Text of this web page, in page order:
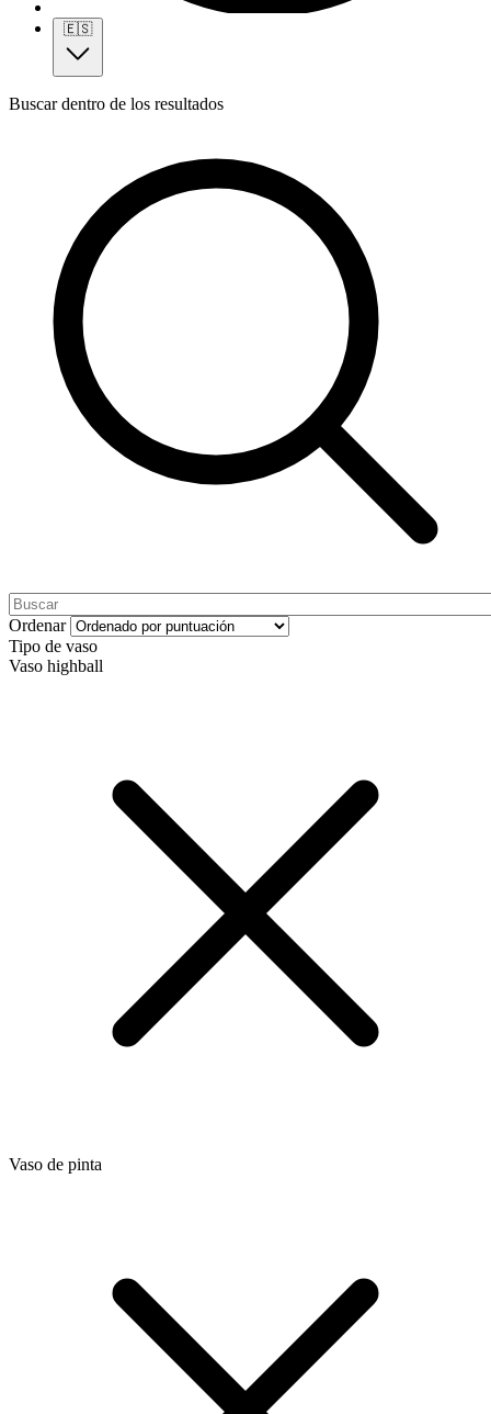
🇪🇸
Buscar dentro de los resultados
Ordenar
Tipo de vaso
Vaso highball
Vaso de pinta